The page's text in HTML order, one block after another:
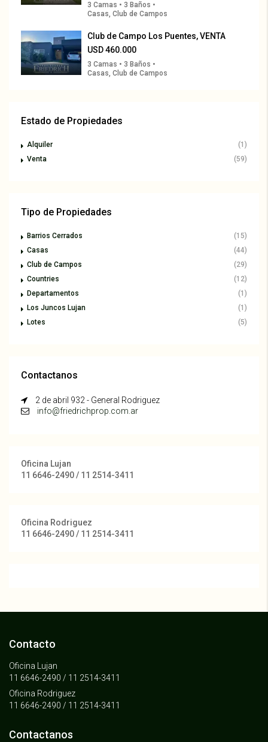
3 Camas • 3 Baños •
Casas, Club de Campos
Club de Campo Los Puentes, VENTA
USD 460.000
3 Camas • 3 Baños •
Casas, Club de Campos
Estado de Propiedades
Alquiler
(1)
Venta
(59)
Tipo de Propiedades
Barrios Cerrados
(15)
Casas
(44)
Club de Campos
(29)
Countries
(12)
Departamentos
(1)
Los Juncos Lujan
(1)
Lotes
(5)
Contactanos
2 de abril 932 - General Rodriguez
info@friedrichprop.com.ar
Oficina Lujan
11 6646-2490 / 11 2514-3411
Oficina Rodriguez
11 6646-2490 / 11 2514-3411
Contacto
Oficina Lujan
11 6646-2490 / 11 2514-3411
Oficina Rodriguez
11 6646-2490 / 11 2514-3411
Contactanos